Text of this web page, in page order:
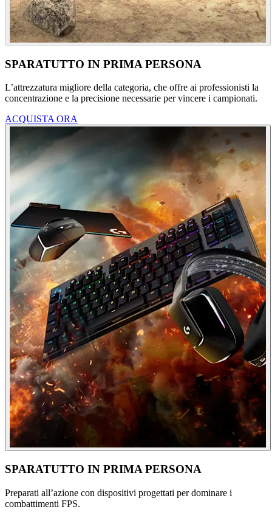
SPARATUTTO IN PRIMA PERSONA
L’attrezzatura migliore della categoria, che offre ai professionisti la
concentrazione e la precisione necessarie per vincere i campionati.
ACQUISTA ORA
SPARATUTTO IN PRIMA PERSONA
Preparati all’azione con dispositivi progettati per dominare i
combattimenti FPS.